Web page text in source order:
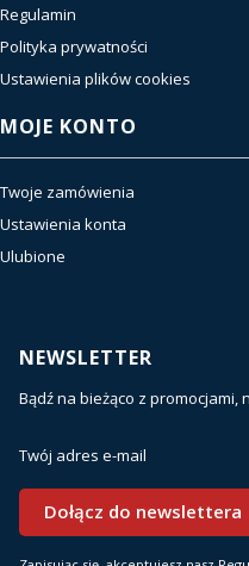
Regulamin
Polityka prywatności
Ustawienia plików cookies
MOJE KONTO
Twoje zamówienia
Ustawienia konta
Ulubione
NEWSLETTER
Bądź na bieżąco z
Twój adres e-mail
Dołącz do newslettera